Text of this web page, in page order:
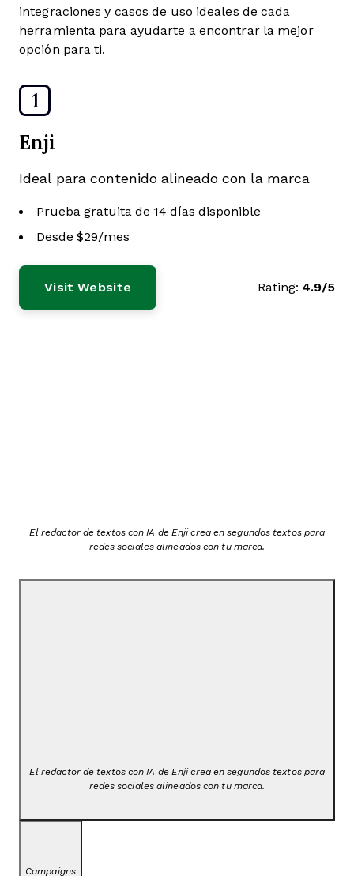
integraciones y casos de uso ideales de cada
herramienta para ayudarte a encontrar la mejor
opción para ti.
1
Enji
Ideal para contenido alineado con la marca
Prueba gratuita de 14 días disponible
Desde $29/mes
Visit Website Rating: 4.9/5
El redactor de textos con IA de Enji crea en segundos textos para
redes sociales alineados con tu marca.
El redactor de textos con IA de Enji crea en segundos textos para
redes sociales alineados con tu marca.
Campaigns